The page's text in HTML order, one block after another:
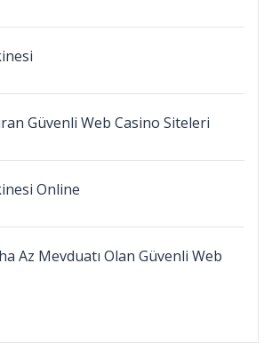
Güvenli Web Casino Siteleri
Online
Az Mevduatı Olan Güvenli Web